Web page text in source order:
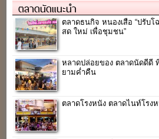
ตลาดนัดแนะนำ
ตลาดธนกิจ หนองเสือ “ปรับ
สด ใหม่ เพื่อชุมชน”
หลาดปล่อยของ ตลาดนัดดีดี
ยามค่ำคืน
ตลาดโรงหนัง ตลาดไนท์โรง